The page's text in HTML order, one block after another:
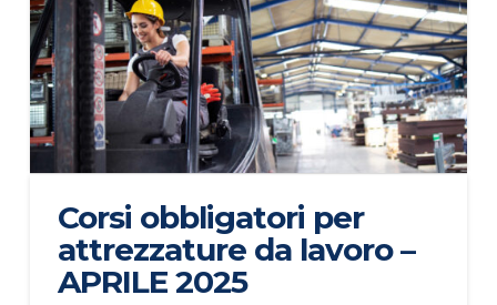
Corsi obbligatori per
attrezzature da lavoro –
APRILE 2025